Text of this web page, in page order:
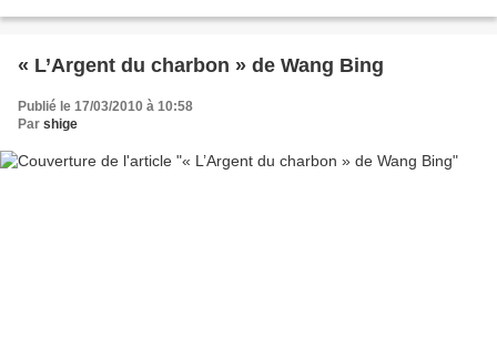
« L’Argent du charbon » de Wang Bing
Publié le 17/03/2010 à 10:58
Par shige